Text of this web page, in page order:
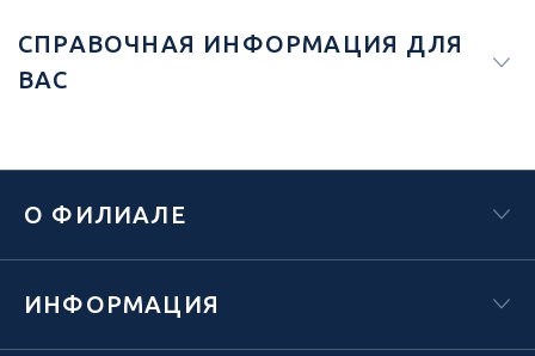
СПРАВОЧНАЯ ИНФОРМАЦИЯ ДЛЯ
ВАС
О ФИЛИАЛЕ
ИНФОРМАЦИЯ